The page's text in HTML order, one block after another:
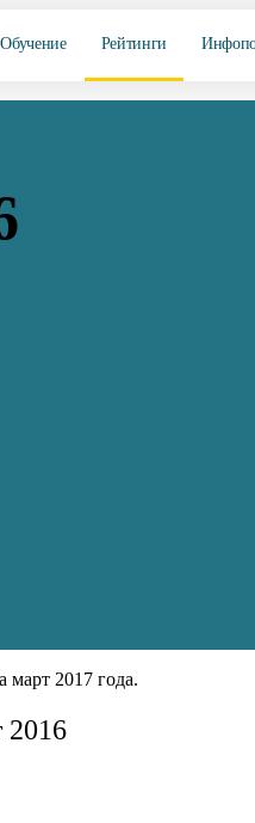
Обучение Рейтинги
2017 года.
2016